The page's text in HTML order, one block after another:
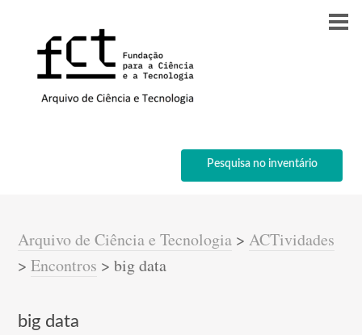
Pesquisa no inventário
Arquivo de Ciência e Tecnologia >ACTividades
>Encontros >big data
big data